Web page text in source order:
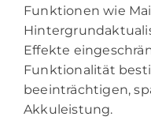
Funktionen wie
Effekte
Funktionalität
beeinträchtigen,
Akkuleistung.